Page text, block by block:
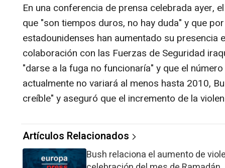
En una conferencia de prensa celebrada ayer,
que "son tiempos duros, no hay duda" y que
estadounidenses han aumentado su presencia
colaboración con las Fuerzas de Seguridad
"darse a la fuga no funcionaría" y que el
actualmente no variará al menos hasta 2010,
creíble" y aseguró que el incremento de la
Artículos Relacionados
Bush relaciona el aumento de